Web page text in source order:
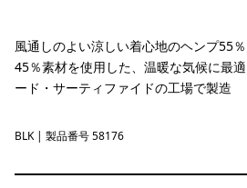
風通しのよい涼しい着心地のヘンプ55
45％素材を使用した、温暖な気候に最
ード・サーティファイドの工場で製造
Black
BLK | 製品番号 58176